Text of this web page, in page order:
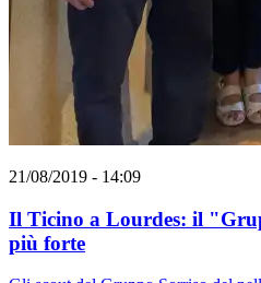
21/08/2019 - 14:09
Il Ticino a Lourdes: il
più forte